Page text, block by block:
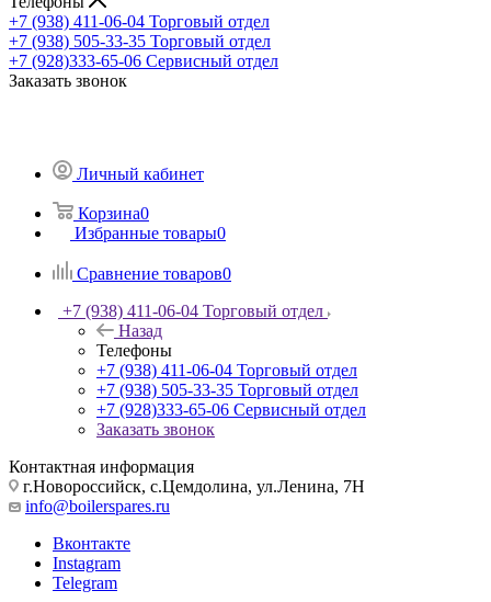
+7 (938) 411-06-04 Торговый отдел
+7 (938) 505-33-35 Торговый отдел
+7 (928)333-65-06 Сервисный отдел
Заказать звонок
Личный кабинет
Корзина0
Избранные товары0
Сравнение товаров0
+7 (938) 411-06-04 Торговый отдел
Назад
Телефоны
+7 (938) 411-06-04 Торговый отдел
+7 (938) 505-33-35 Торговый отдел
+7 (928)333-65-06 Сервисный отдел
Заказать звонок
Контактная информация
г.Новороссийск, с.Цемдолина, ул.Ленина, 7Н
info@boilerspares.ru
Вконтакте
Instagram
Telegram